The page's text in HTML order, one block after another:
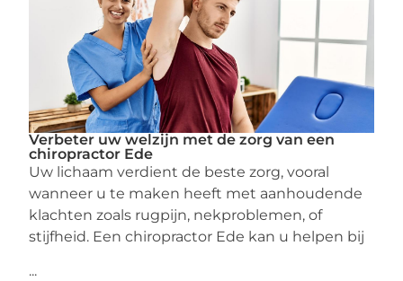
Verbeter uw welzijn met de zorg van een
chiropractor Ede
Uw lichaam verdient de beste zorg, vooral
wanneer u te maken heeft met aanhoudende
klachten zoals rugpijn, nekproblemen, of
stijfheid. Een chiropractor Ede kan u helpen bij
...